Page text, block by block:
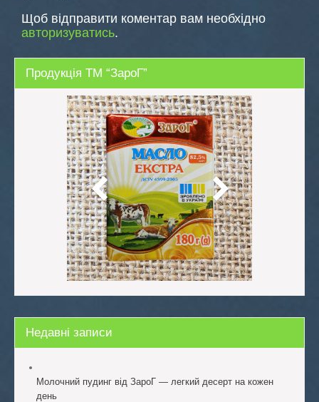
Щоб відправити коментар вам необхідно
авторизуватись.
Продукція ТМ “ЗароГ”
Недавні записи
Молочний пудинг від ЗароГ — легкий десерт на кожен
день